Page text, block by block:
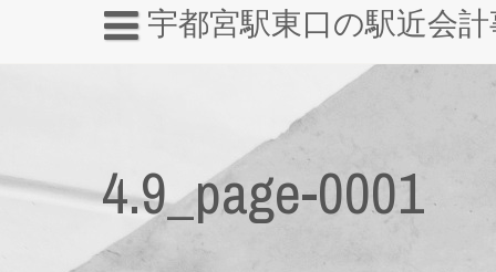
宇都宮駅東口の駅近会
4.9_page-0001